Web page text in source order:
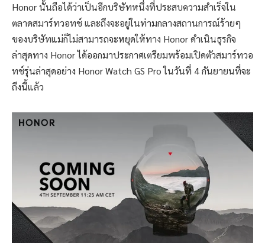
Honor นั้นถือได้ว่าเป็นอีกบริษัทหนึ่งที่ประสบความสำเร็จใน
ตลาดสมาร์ทวอทช์ และถึงจะอยู่ในท่ามกลางสถานการณ์ร้ายๆ
ของบริษัทแม่ก็ไม่สามารถจะหยุดให้ทาง Honor ดำเนินธุรกิจ
ล่าสุดทาง Honor ได้ออกมาประกาศเตรียมพร้อมเปิดตัวสมาร์ทวอ
ทช์รุ่นล่าสุดอย่าง Honor Watch GS Pro ในวันที่ 4 กันยายนที่จะ
ถึงนี้แล้ว